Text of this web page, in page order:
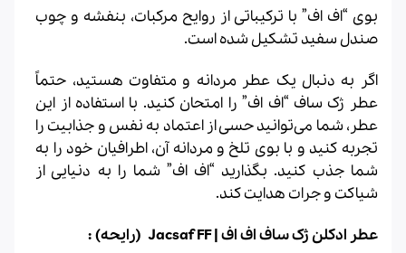
بوی “اف اف” با ترکیباتی از روایح مرکبات، بنفشه و چوب
صندل سفید تشکیل شده است.
اگر به دنبال یک عطر مردانه و متفاوت هستید، حتماً
عطر ژک ساف “اف اف” را امتحان کنید. با استفاده از این
عطر، شما می‌توانید حسی از اعتماد به نفس و جذابیت را
تجربه کنید و با بوی تلخ و مردانه آن، اطرافیان خود را به
شما جذب کنید. بگذارید “اف اف” شما را به دنیایی از
شیاکت و جرات هدایت کند.
عطر ادکلن ژک ساف اف اف | Jacsaf FF (رایحه) :